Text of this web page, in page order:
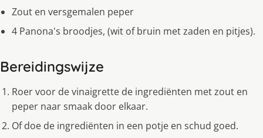
Zout en versgemalen peper
4 Panona's broodjes, (wit of bruin met zaden en pitjes).
Bereidingswijze
Roer voor de vinaigrette de ingrediënten met zout en
peper naar smaak door elkaar.
Of doe de ingrediënten in een potje en schud goed.